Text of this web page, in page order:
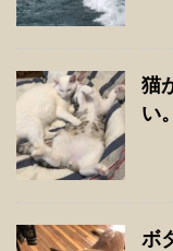
猫
い。
ボ